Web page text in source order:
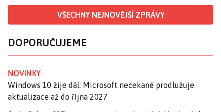
VŠECHNY NEJNOVĚJŠÍ ZPRÁVY
DOPORUČUJEME
NOVINKY
Windows 10 žije dál: Microsoft nečekaně prodlužuje
aktualizace až do října 2027